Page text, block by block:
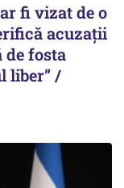
fi vizat de o
acuzații
de fosta
liber” /